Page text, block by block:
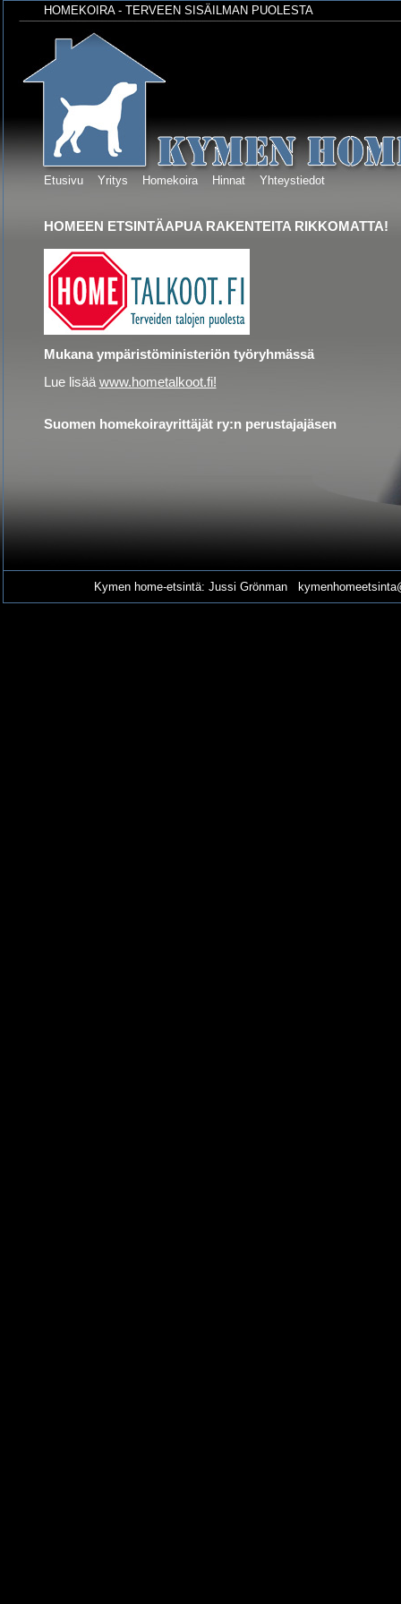
HOMEKOIRA - TERVEEN SISÄILMAN PUOLESTA
Etusivu Yritys Homekoira Hinnat Yhteystiedot
HOMEEN ETSINTÄAPUA RAKENTEITA RIKKOMATTA!
Mukana ympäristöministeriön työryhmässä
Lue lisää www.hometalkoot.fi!
Suomen homekoirayrittäjät ry:n perustajajäsen
Kymen home-etsintä: Jussi Grönman